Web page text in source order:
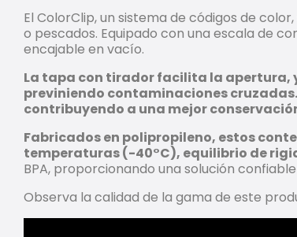
El ColorClip, un sistema de códigos de
o pescados. Equipado con una escala de
encajable en vacío.
La tapa con tirador facilita la apertura,
previniendo contaminaciones
contribuyendo a una mejor
Fabricados en polipropileno, estos
temperaturas (-40°C), equilibrio de
BPA, proporcionando una solución
Observa la calidad de la gama de este